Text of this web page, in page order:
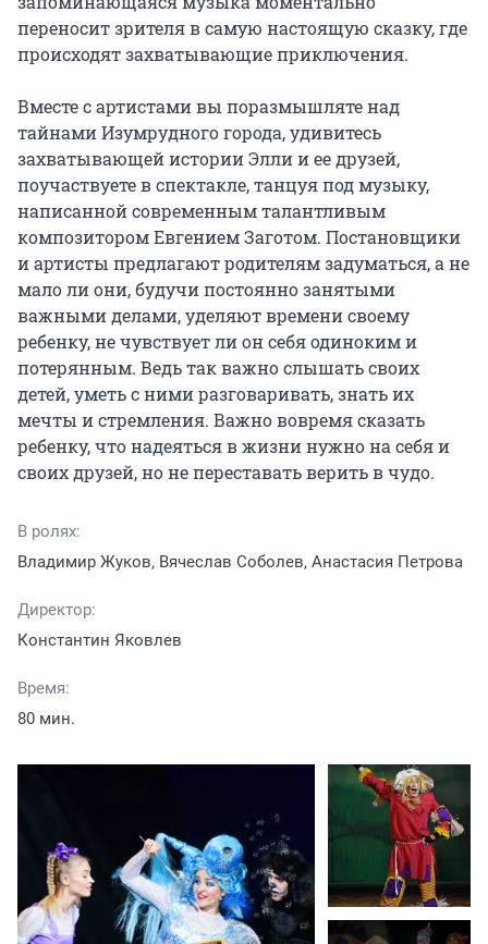
переносит зрителя в самую настоящую сказку, где
происходят захватывающие приключения.
Вместе с артистами вы поразмышляте над
тайнами Изумрудного города, удивитесь
захватывающей истории Элли и ее друзей,
поучаствуете в спектакле, танцуя под музыку,
написанной современным талантливым
композитором Евгением Заготом. Постановщики
и артисты предлагают родителям задуматься, а не
мало ли они, будучи постоянно занятыми
важными делами, уделяют времени своему
ребенку, не чувствует ли он себя одиноким и
потерянным. Ведь так важно слышать своих
детей, уметь с ними разговаривать, знать их
мечты и стремления. Важно вовремя сказать
ребенку, что надеяться в жизни нужно на себя и
своих друзей, но не переставать верить в чудо.
В ролях:
Владимир Жуков, Вячеслав Соболев, Анастасия Петрова
Директор:
Константин Яковлев
Время:
80 мин.